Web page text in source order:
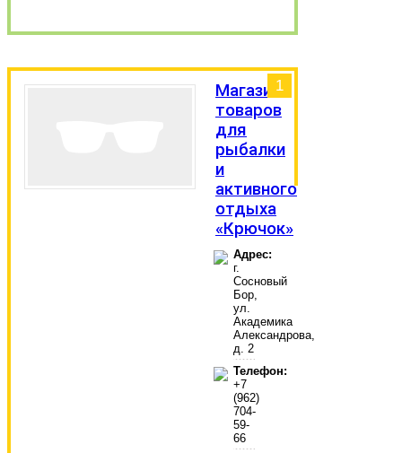
1
Магазин
товаров
для
рыбалки
и
активного
отдыха
«Крючок»
Адрес:
г.
Сосновый
Бор,
ул.
Академика
Александрова,
д. 2
Телефон:
+7
(962)
704-
59-
66